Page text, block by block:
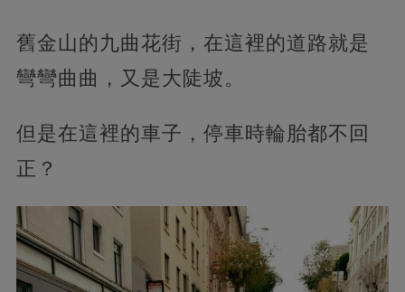
舊金山的九曲花街，在這裡的道路就是
彎彎曲曲，又是大陡坡。
但是在這裡的車子，停車時輪胎都不回
正？